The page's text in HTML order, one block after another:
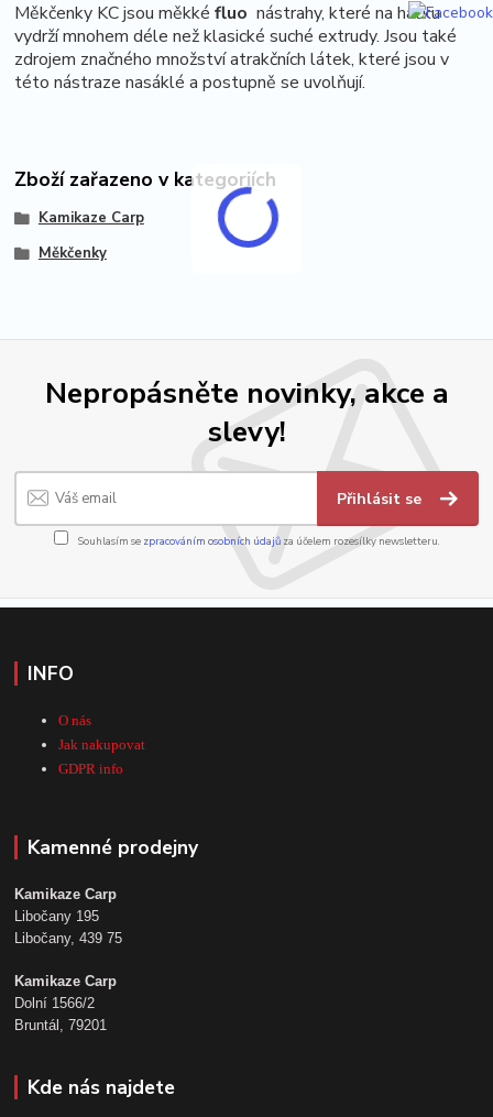
Měkčenky KC jsou měkkéfluo nástrahy, které na háčku
vydrží mnohem déle než klasické suché extrudy. Jsou také
zdrojem značného množství atrakčních látek, které jsou v
této nástraze nasáklé a postupně se uvolňují.
Zboží zařazeno v kategoriích
Kamikaze Carp
Měkčenky
Nepropásněte novinky, akce a
slevy!
Přihlásit se
Souhlasím se zpracováním osobních údajůza účelem rozesílky newsletteru.
INFO
O nás
Jak nakupovat
GDPR info
Kamenné prodejny
Kamikaze Carp
Libočany 195
Libočany, 439 75
Kamikaze Carp
Dolní 1566/2
Bruntál, 79201
Kde nás najdete